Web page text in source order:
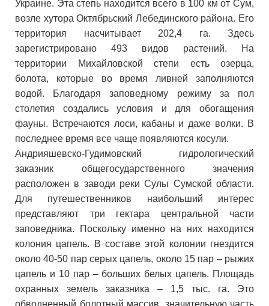
Украине. Эта степь находится всего в 100 км от Сум,
возле хутора Октябрьский Лебединского района. Его
территория насчитывает 202,4 га. Здесь
зарегистрировано 493 видов растений. На
территории Михайловской степи есть озерца,
болота, которые во время ливней заполняются
водой. Благодаря заповедному режиму за пол
столетия создались условия и для обогащения
фауны. Встречаются лоси, кабаны и даже волки. В
последнее время все чаще появляются косули.
Андрияшевско-Гудимовский гидрологический
заказник общегосударственного значения
расположен в заводи реки Сулы Сумской области.
Для путешественников наибольший интерес
представляют три гектара центральной части
заповедника. Поскольку именно на них находится
колония цапель. В составе этой колонии гнездится
около 40-50 пар серых цапель, около 15 пар – рыжих
цапель и 10 пар – больших белых цапель. Площадь
охранных земель заказника –
1,5 тыс. га. Это
обводненный болотный массив, значительную часть